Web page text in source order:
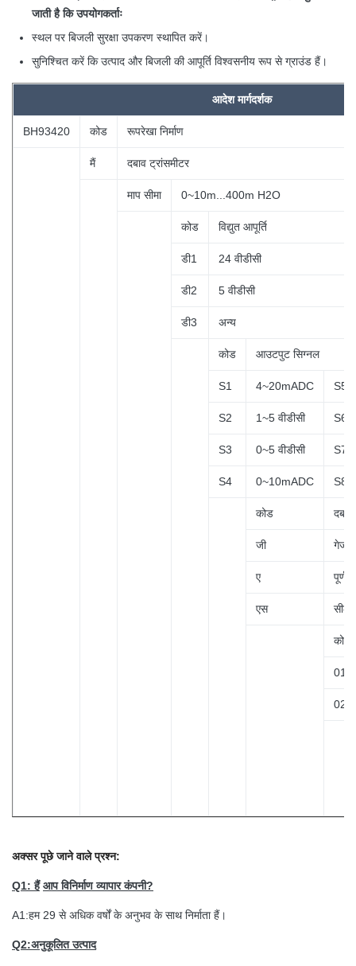
जाती है कि उपयोगकर्ताः
स्थल पर बिजली सुरक्षा उपकरण स्थापित करें।
सुनिश्चित करें कि उत्पाद और बिजली की आपूर्ति विश्वसनीय रूप से ग्राउंड हैं।
आदेश मार्गदर्शक
BH93420 कोड रूपरेखा निर्माण
मैं दबाव ट्रांसमीटर
माप सीमा 0~10m...400m H2O
कोड विद्युत आपूर्ति
डी1 24 वीडीसी
डी2 5 वीडीसी
डी3 अन्य
कोड आउटपुट सिग्नल
S1 4~20mADC S5
S2 1~5 वीडीसी S6
S3 0~5 वीडीसी S7
S4 0~10mADC S8
कोड
जी गेज
ए पूर्ण
एस
कोड
01
02
अक्सर पूछे जाने वाले प्रश्न:
Q1: हैं आप विनिर्माण व्यापार कंपनी?
A1:हम 29 से अधिक वर्षों के अनुभव के साथ निर्माता हैं।
Q2:अनुकूलित उत्पाद